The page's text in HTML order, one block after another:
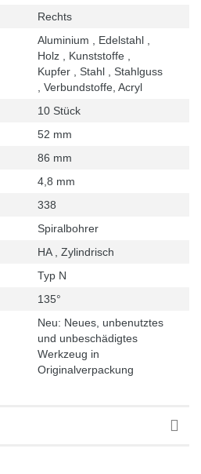
Rechts
Aluminium , Edelstahl ,
Holz , Kunststoffe ,
Kupfer , Stahl , Stahlguss
, Verbundstoffe, Acryl
10 Stück
52 mm
86 mm
4,8 mm
338
Spiralbohrer
HA , Zylindrisch
Typ N
135°
Neu: Neues, unbenutztes
und unbeschädigtes
Werkzeug in
Originalverpackung